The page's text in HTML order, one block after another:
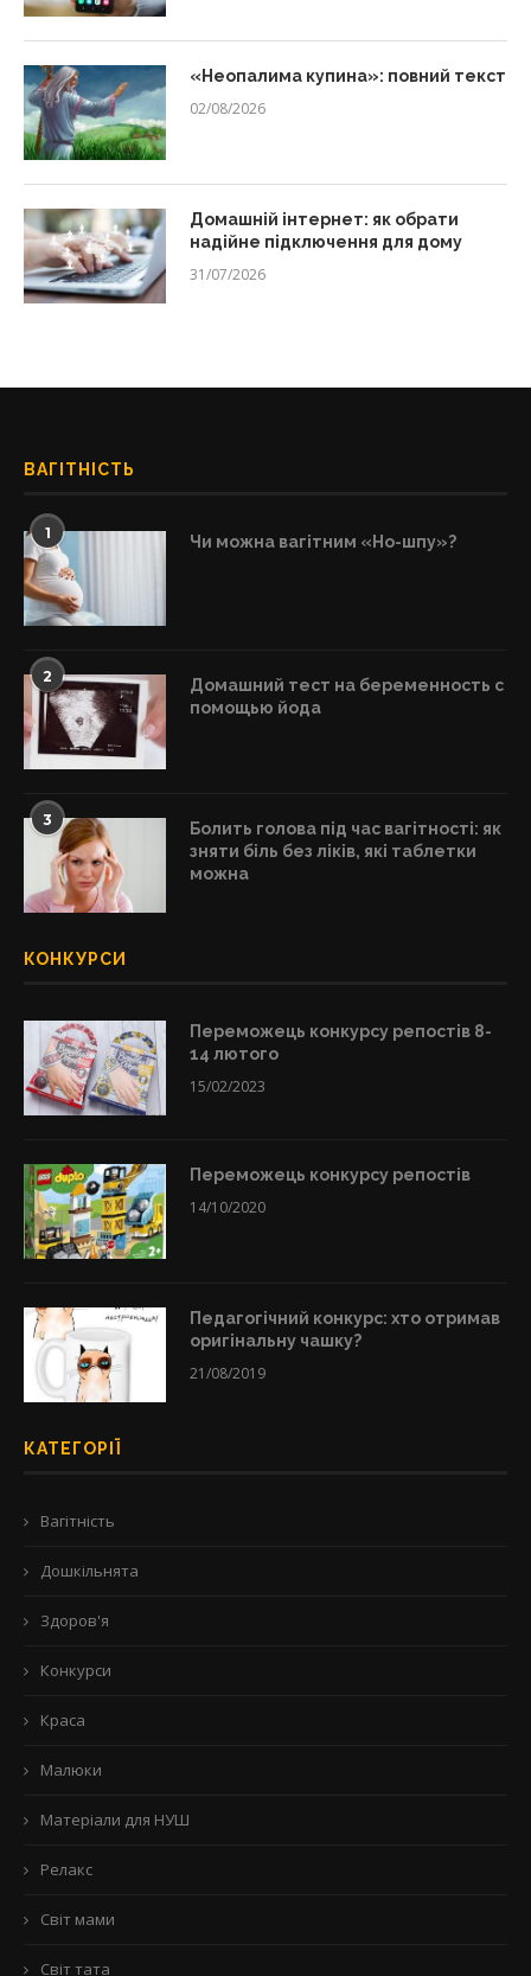
«Неопалима купина»: повний текст
02/08/2026
Домашній інтернет: як обрати
надійне підключення для дому
31/07/2026
ВАГІТНІСТЬ
1 Чи можна вагітним «Но-шпу»?
2
Домашний тест на беременность с
помощью йода
3
Болить голова під час вагітності: як
зняти біль без ліків, які таблетки
можна
КОНКУРСИ
Переможець конкурсу репостів 8-
14 лютого
15/02/2023
Переможець конкурсу репостів
14/10/2020
Педагогічний конкурс: хто отримав
оригінальну чашку?
21/08/2019
КАТЕГОРІЇ
Вагітність
Дошкільнята
Здоров'я
Конкурси
Краса
Малюки
Матеріали для НУШ
Релакс
Світ мами
Світ тата